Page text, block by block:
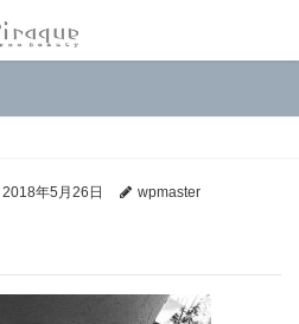
2018年5月26日 wpmaster